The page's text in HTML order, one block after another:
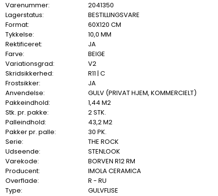
Varenummer:
2041350
Lagerstatus:
BESTILLINGSVARE
Format:
60X120 CM
Tykkelse:
10,0 MM
Rektificeret:
JA
Farve:
BEIGE
Variationsgrad:
V2
Skridsikkerhed:
R11 | C
Frostsikker:
JA
Anvendelse:
GULV (PRIVAT HJEM, KOMMERCIELT)
Pakkeindhold:
1,44 M2
Stk. pr. pakke:
2 STK.
Palleindhold:
43,2 M2
Pakker pr. palle:
30 PK.
Serie:
THE ROCK
Udseende:
STENLOOK
Varekode:
BORVEN R12 RM
Producent:
IMOLA CERAMICA
Overflade:
R - RU
Type:
GULVFLISE